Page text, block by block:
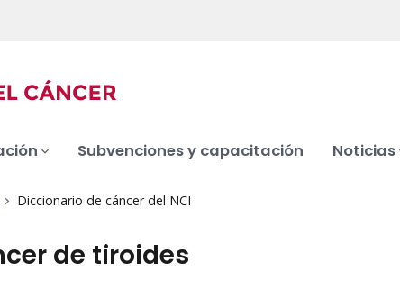
Subvenciones y capacitación Noticias
Diccionario de cáncer del NCI
de tiroides